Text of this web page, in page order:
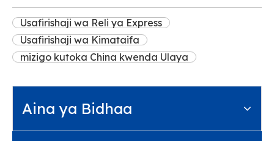
Usafirishaji wa Reli ya Express
Usafirishaji wa Kimataifa
mizigo kutoka China kwenda Ulaya
Aina ya Bidhaa